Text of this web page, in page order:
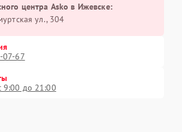
центра Asko в Ижевске:
ул., 304
07-67
9:00 до 21:00